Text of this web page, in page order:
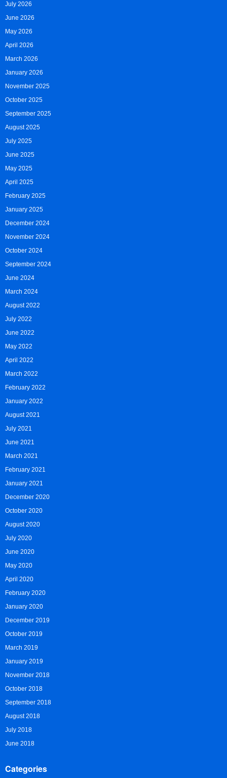
July 2026
June 2026
May 2026
April 2026
March 2026
January 2026
November 2025
October 2025
September 2025
August 2025
July 2025
June 2025
May 2025
April 2025
February 2025
January 2025
December 2024
November 2024
October 2024
September 2024
June 2024
March 2024
August 2022
July 2022
June 2022
May 2022
April 2022
March 2022
February 2022
January 2022
August 2021
July 2021
June 2021
March 2021
February 2021
January 2021
December 2020
October 2020
August 2020
July 2020
June 2020
May 2020
April 2020
February 2020
January 2020
December 2019
October 2019
March 2019
January 2019
November 2018
October 2018
September 2018
August 2018
July 2018
June 2018
Categories